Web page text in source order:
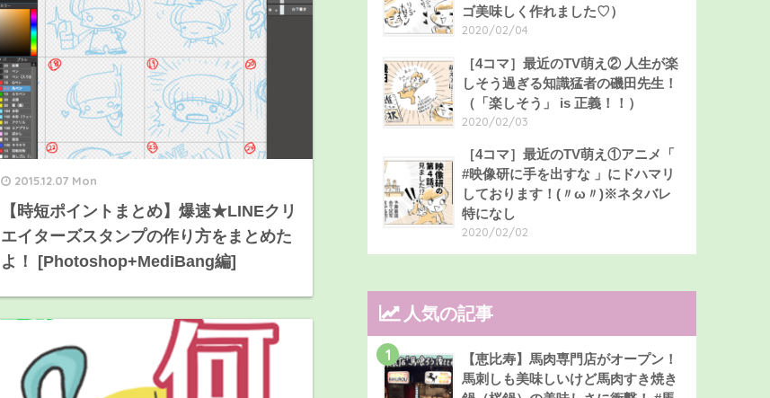
2015.12.07 Mon
【時短ポイントまとめ】爆速★LINEクリ
エイターズスタンプの作り方をまとめた
よ！ [Photoshop+MediBang編]
ゴ美味しく作れました♡）
2020/02/04
［4コマ］最近のTV萌え② 人生が楽
しそう過ぎる知識猛者の磯田先生！
（「楽しそう」 is 正義！！）
2020/02/03
［4コマ］最近のTV萌え①アニメ「
#映像研に手を出すな 」にドハマリ
しております！(〃ω〃)※ネタバレ
特になし
2020/02/02
人気の記事
1
【恵比寿】馬肉専門店がオープン！
馬刺しも美味しいけど馬肉すき焼き